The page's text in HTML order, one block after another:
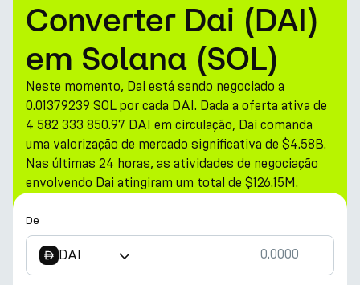
Mercados
Calculadoras
PARK Token
Recursos
Empresa
Converter Dai (DAI)
em Solana (SOL)
Neste momento, Dai está sendo negociado a
0.01379239 SOL por cada DAI. Dada a oferta ativa de
4 582 333 850.97 DAI em circulação, Dai comanda
uma valorização de mercado significativa de $4.58B.
Nas últimas 24 horas, as atividades de negociação
envolvendo Dai atingiram um total de $126.15M.
De
DAI